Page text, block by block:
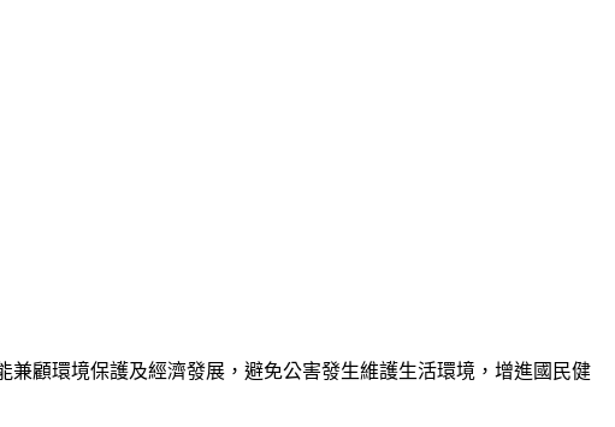
顧環境保護及經濟發展，避免公害發生維護生活環境，增進國民健